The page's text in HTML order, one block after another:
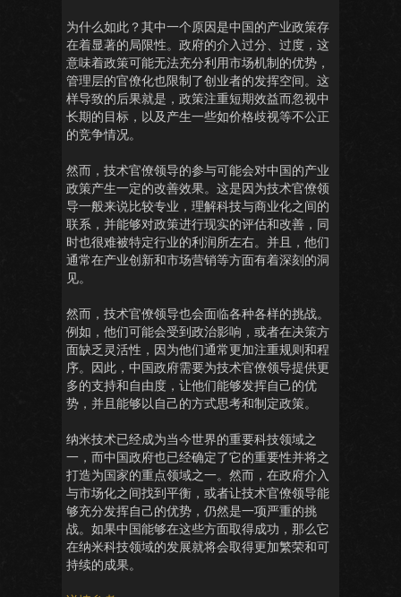
为什么如此？其中一个原因是中国的产业政策存
在着显著的局限性。政府的介入过分、过度，这
意味着政策可能无法充分利用市场机制的优势，
管理层的官僚化也限制了创业者的发挥空间。这
样导致的后果就是，政策注重短期效益而忽视中
长期的目标，以及产生一些如价格歧视等不公正
的竞争情况。
然而，技术官僚领导的参与可能会对中国的产业
政策产生一定的改善效果。这是因为技术官僚领
导一般来说比较专业，理解科技与商业化之间的
联系，并能够对政策进行现实的评估和改善，同
时也很难被特定行业的利润所左右。并且，他们
通常在产业创新和市场营销等方面有着深刻的洞
见。
然而，技术官僚领导也会面临各种各样的挑战。
例如，他们可能会受到政治影响，或者在决策方
面缺乏灵活性，因为他们通常更加注重规则和程
序。因此，中国政府需要为技术官僚领导提供更
多的支持和自由度，让他们能够发挥自己的优
势，并且能够以自己的方式思考和制定政策。
纳米技术已经成为当今世界的重要科技领域之
一，而中国政府也已经确定了它的重要性并将之
打造为国家的重点领域之一。然而，在政府介入
与市场化之间找到平衡，或者让技术官僚领导能
够充分发挥自己的优势，仍然是一项严重的挑
战。如果中国能够在这些方面取得成功，那么它
在纳米科技领域的发展就将会取得更加繁荣和可
持续的成果。